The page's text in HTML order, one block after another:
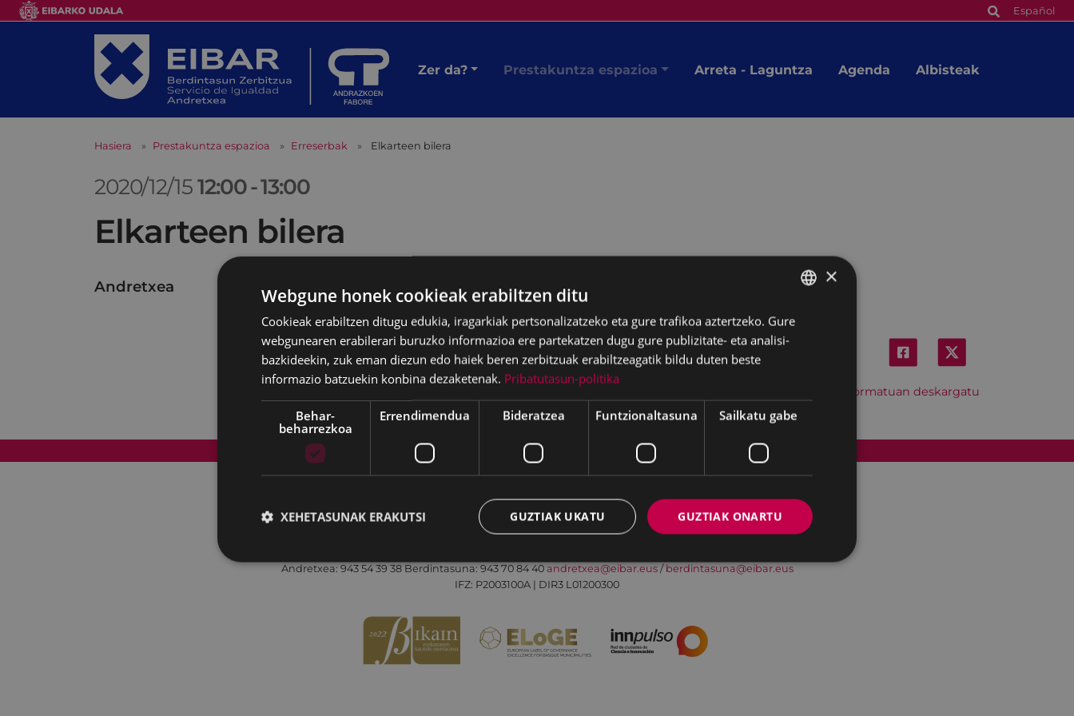
Español
Zer da? Prestakuntza espazioa Arreta - Laguntza Agenda Albisteak
Hasiera Prestakuntza espazioa Erreserbak Elkarteen bilera
2020/12/1512:00-13:00
Elkarteen bilera
Andretxea
Hitzordu hau iCal formatuan deskargatu
Web mapa Irisgarritasuna Kontaktua Lege-oharra Cookien politika
Udalaren sare sozial guztiak
Andretxea: 943 54 39 38 Berdintasuna: 943 70 84 40 andretxea@eibar.eus/ berdintasuna@eibar.eus
IFZ: P2003100A | DIR3 L01200300
BASQUE
SPANISH
×
Webgune honek cookieak erabiltzen ditu
Cookieak erabiltzen ditugu edukia, iragarkiak pertsonalizatzeko eta gure trafikoa aztertzeko. Gure
webgunearen erabilerari buruzko informazioa ere partekatzen dugu gure publizitate- eta analisi-
bazkideekin, zuk eman diezun edo haiek beren zerbitzuak erabiltzeagatik bildu duten beste
informazio batzuekin konbina dezaketenak. Pribatutasun-politika
Behar-
beharrezkoa
Errendimendua Bideratzea Funtzionaltasuna Sailkatu gabe
GUZTIAK ONARTU
GUZTIAK UKATU
XEHETASUNAK ERAKUTSI